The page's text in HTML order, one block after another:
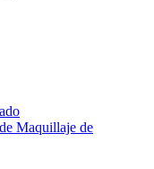
Maquillaje de